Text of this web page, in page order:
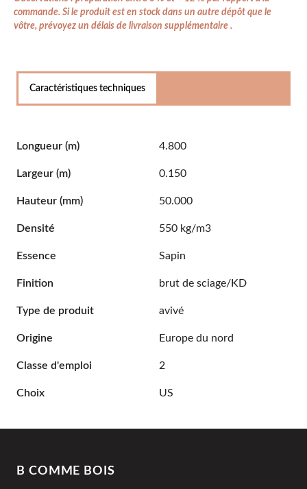
commande. Si le produit est en stock dans un autre dépôt que le
vôtre, prévoyez un délais de livraison supplémentaire .
Caractéristiques techniques
Longueur (m) 4.800
Largeur (m) 0.150
Hauteur (mm) 50.000
Densité 550 kg/m3
Essence Sapin
Finition brut de sciage/KD
Type de produit avivé
Origine Europe du nord
Classe d'emploi 2
Choix US
B COMME BOIS